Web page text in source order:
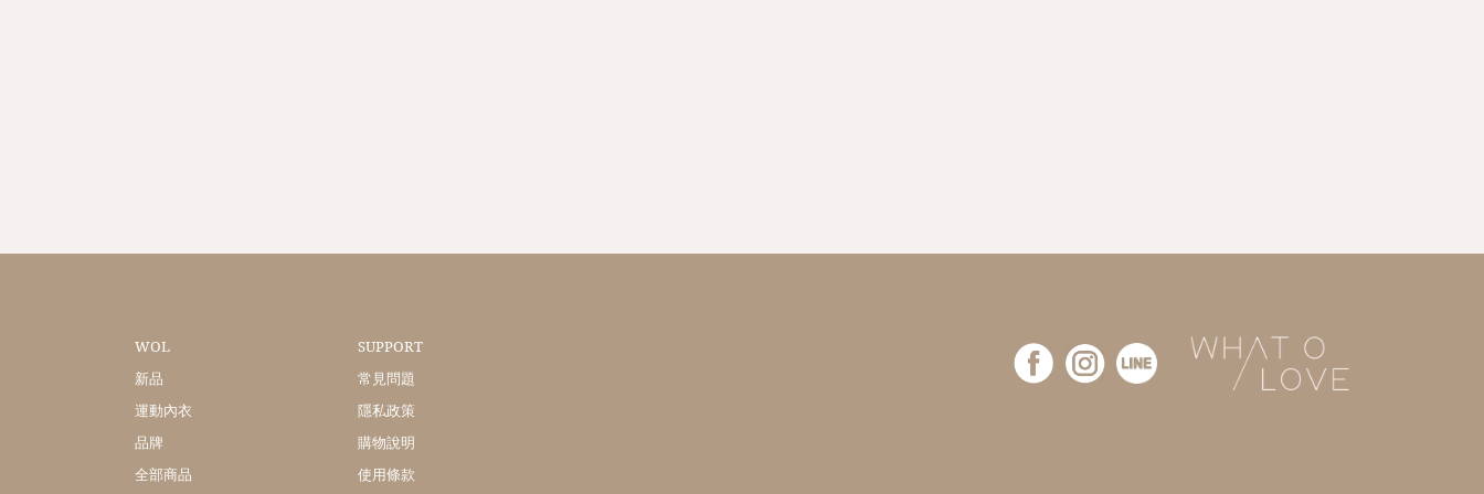
WOL
新品
運動內衣
品牌
全部商品
SUPPORT
常見問題
隱私政策
購物說明
使用條款